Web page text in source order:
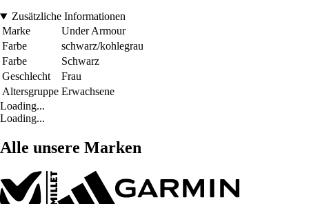
Zusätzliche Informationen
Marke
Under Armour
Farbe
schwarz/kohlegrau
Farbe
Schwarz
Geschlecht
Frau
Altersgruppe Erwachsene
Loading...
Loading...
Alle unsere Marken